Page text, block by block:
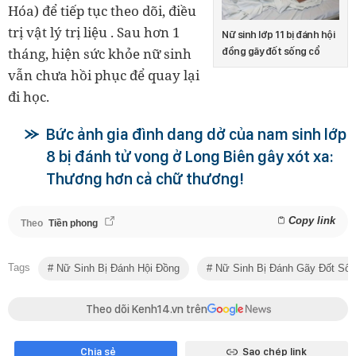
Nữ sinh lớp 11 bị đánh hội
đồng gãy đốt sống cổ
Hóa) để tiếp tục theo dõi, điều
trị vật lý trị liệu . Sau hơn 1
tháng, hiện sức khỏe nữ sinh
vẫn chưa hồi phục để quay lại
đi học.
Bức ảnh gia đình dang dở của nam sinh lớp
8 bị đánh tử vong ở Long Biên gây xót xa:
Thương hơn cả chữ thương!
Theo Tiền phong Copy link
Tags Nữ Sinh Bị Đánh Hội Đồng Nữ Sinh Bị Đánh Gãy Đốt
Theo dõi Kenh14.vn trên
Chia sẻ Sao chép link